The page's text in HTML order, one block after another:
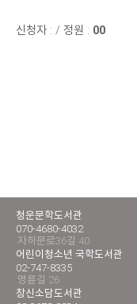
신청자 : / 정원 : 00
청운문학도서관
070-4680-4032
자하문로36길 40
어린이청소년 국학도서관
02-747-8335
명륜길 26
창신소담도서관